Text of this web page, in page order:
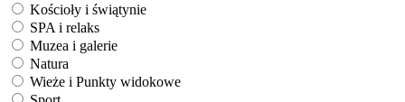
Kościoły i świątynie
SPA i relaks
Muzea i galerie
Natura
Wieże i Punkty widokowe